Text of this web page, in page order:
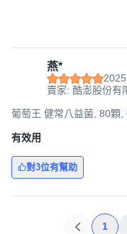
燕*
賣家: 酷澎股份有
葡萄王 健常八益菌, 80顆,
有效用
對3位有幫助
1